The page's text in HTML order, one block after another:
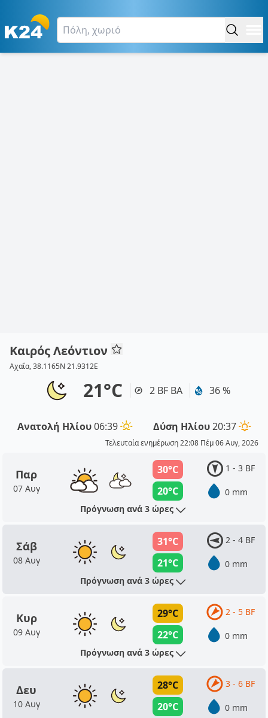
Καιρός Λεόντιον
Αχαΐα, 38.1165N 21.9312E
21°C 2 BF ΒΑ 36 %
Ανατολή Ηλίου06:39 Δύση Ηλίου20:37
Τελευταία ενημέρωση 22:08 Πέμ 06 Αυγ, 2026
Παρ
07 Αυγ
30°C
20°C
1 - 3 BF
0 mm
Πρόγνωση ανά 3 ώρες
Σάβ
08 Αυγ
31°C
21°C
2 - 4 BF
0 mm
Πρόγνωση ανά 3 ώρες
Κυρ
09 Αυγ
29°C
22°C
2 - 5 BF
0 mm
Πρόγνωση ανά 3 ώρες
Δευ
10 Αυγ
28°C
20°C
3 - 6 BF
0 mm